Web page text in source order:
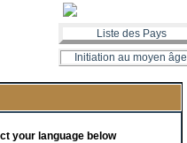
Liste des Pays
Initiation au moyen âge
your language below